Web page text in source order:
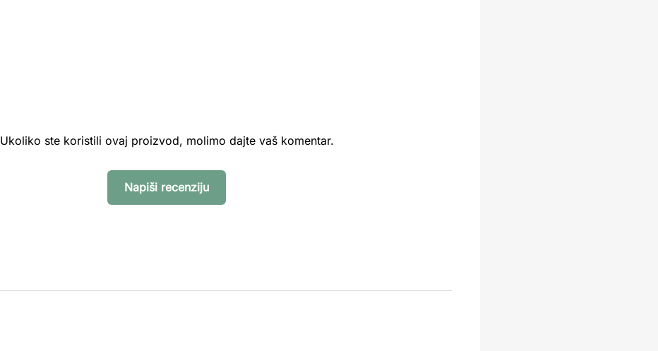
Ukoliko ste koristili ovaj proizvod, molimo dajte vaš komentar.
Napiši recenziju